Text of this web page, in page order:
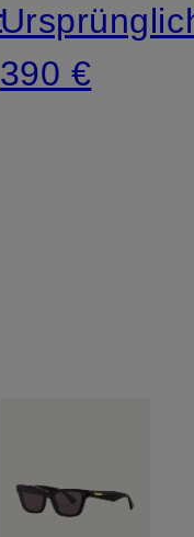
390 €